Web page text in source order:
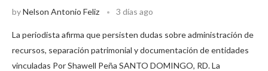
byNelson Antonio Feliz 3 días ago
La periodista afirma que persisten dudas sobre administración de
recursos, separación patrimonial y documentación de entidades
vinculadas Por Shawell Peña SANTO DOMINGO, RD. La